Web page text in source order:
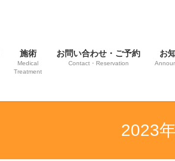
施術
Medical
Treatment
お問い合わせ・ご予約
Contact・Reservation
お
2023